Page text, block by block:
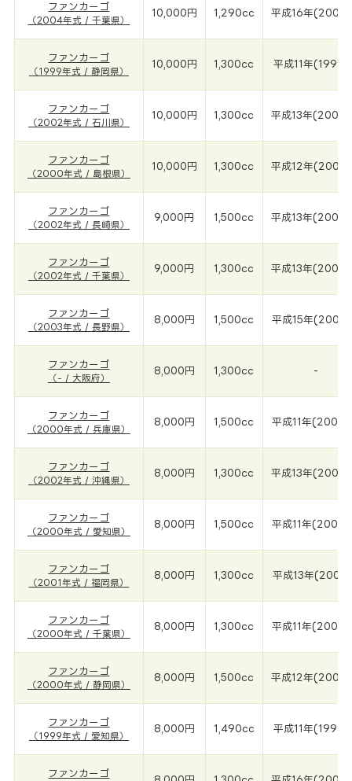
ファンカーゴ
（2004年式 / 千葉県）
10,000円 1,290cc 平成16年(2004
ファンカーゴ
（1999年式 / 静岡県）
10,000円 1,300cc 平成11年(1999
ファンカーゴ
（2002年式 / 石川県）
10,000円 1,300cc 平成13年(2002
ファンカーゴ
（2000年式 / 島根県）
10,000円 1,300cc 平成12年(2000
ファンカーゴ
（2002年式 / 長崎県）
9,000円 1,500cc 平成13年(2002
ファンカーゴ
（2002年式 / 千葉県）
9,000円 1,300cc 平成13年(2002
ファンカーゴ
（2003年式 / 長野県）
8,000円 1,500cc 平成15年(2003
ファンカーゴ
（- / 大阪府）
8,000円 1,300cc -
ファンカーゴ
（2000年式 / 兵庫県）
8,000円 1,500cc 平成11年(2000
ファンカーゴ
（2002年式 / 沖縄県）
8,000円 1,300cc 平成13年(2002
ファンカーゴ
（2000年式 / 愛知県）
8,000円 1,500cc 平成11年(2000
ファンカーゴ
（2001年式 / 福岡県）
8,000円 1,300cc 平成13年(2001
ファンカーゴ
（2000年式 / 千葉県）
8,000円 1,300cc 平成11年(2000
ファンカーゴ
（2000年式 / 静岡県）
8,000円 1,500cc 平成12年(2000
ファンカーゴ
（1999年式 / 愛知県）
8,000円 1,490cc 平成11年(1999
ファンカーゴ